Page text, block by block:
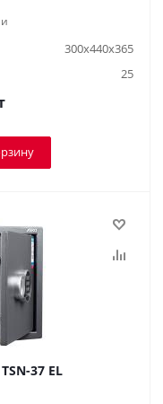
300х440х365
25
37 EL